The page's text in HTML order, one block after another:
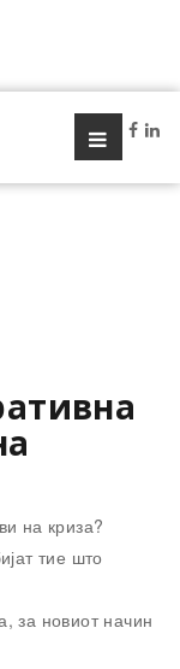
на криза?
тие што
за новиот начин